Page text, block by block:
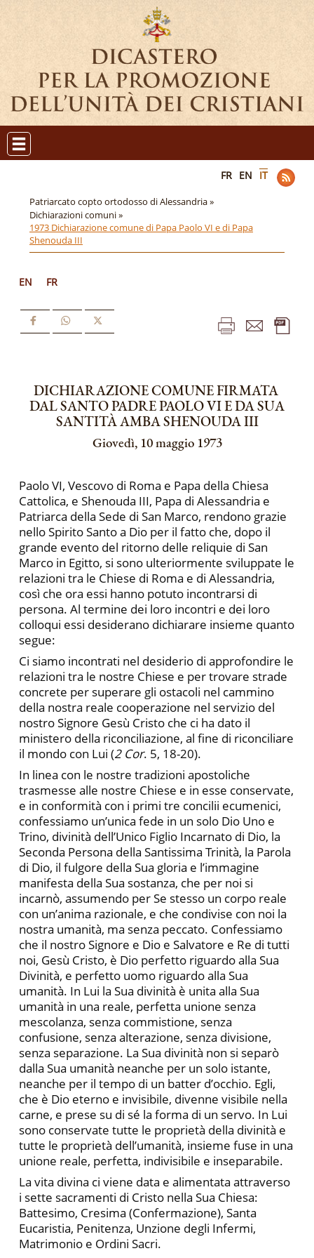
FR EN IT
Patriarcato copto ortodosso di Alessandria »
Dichiarazioni comuni »
1973 Dichiarazione comune di Papa Paolo VI e di Papa
Shenouda III
EN FR
DICHIARAZIONE COMUNE FIRMATA
DAL SANTO PADRE PAOLO VI E DA SUA
SANTITÀ AMBA SHENOUDA III
Giovedì, 10 maggio 1973
Paolo VI, Vescovo di Roma e Papa della Chiesa
Cattolica, e Shenouda III, Papa di Alessandria e
Patriarca della Sede di San Marco, rendono grazie
nello Spirito Santo a Dio per il fatto che, dopo il
grande evento del ritorno delle reliquie di San
Marco in Egitto, si sono ulteriormente sviluppate le
relazioni tra le Chiese di Roma e di Alessandria,
così che ora essi hanno potuto incontrarsi di
persona. Al termine dei loro incontri e dei loro
colloqui essi desiderano dichiarare insieme quanto
segue:
Ci siamo incontrati nel desiderio di approfondire le
relazioni tra le nostre Chiese e per trovare strade
concrete per superare gli ostacoli nel cammino
della nostra reale cooperazione nel servizio del
nostro Signore Gesù Cristo che ci ha dato il
ministero della riconciliazione, al fine di riconciliare
il mondo con Lui (2 Cor. 5, 18-20).
In linea con le nostre tradizioni apostoliche
trasmesse alle nostre Chiese e in esse conservate,
e in conformità con i primi tre concilii ecumenici,
confessiamo un’unica fede in un solo Dio Uno e
Trino, divinità dell’Unico Figlio Incarnato di Dio, la
Seconda Persona della Santissima Trinità, la Parola
di Dio, il fulgore della Sua gloria e l’immagine
manifesta della Sua sostanza, che per noi si
incarnò, assumendo per Se stesso un corpo reale
con un’anima razionale, e che condivise con noi la
nostra umanità, ma senza peccato. Confessiamo
che il nostro Signore e Dio e Salvatore e Re di tutti
noi, Gesù Cristo, è Dio perfetto riguardo alla Sua
Divinità, e perfetto uomo riguardo alla Sua
umanità. In Lui la Sua divinità è unita alla Sua
umanità in una reale, perfetta unione senza
mescolanza, senza commistione, senza
confusione, senza alterazione, senza divisione,
senza separazione. La Sua divinità non si separò
dalla Sua umanità neanche per un solo istante,
neanche per il tempo di un batter d’occhio. Egli,
che è Dio eterno e invisibile, divenne visibile nella
carne, e prese su di sé la forma di un servo. In Lui
sono conservate tutte le proprietà della divinità e
tutte le proprietà dell’umanità, insieme fuse in una
unione reale, perfetta, indivisibile e inseparabile.
La vita divina ci viene data e alimentata attraverso
i sette sacramenti di Cristo nella Sua Chiesa:
Battesimo, Cresima (Confermazione), Santa
Eucaristia, Penitenza, Unzione degli Infermi,
Matrimonio e Ordini Sacri.